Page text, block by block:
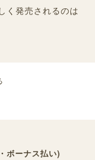
く発売されるのは
ボーナス払い)